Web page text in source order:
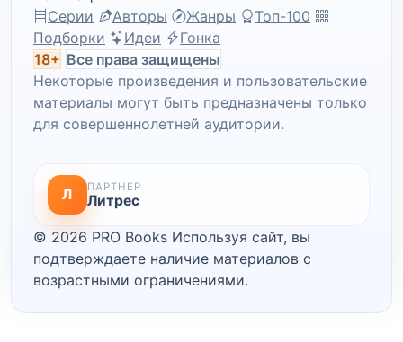
Серии
Авторы Жанры
Топ-100
Подборки
Идеи
Гонка
18+ Все права защищены
Некоторые произведения и пользовательские
материалы могут быть предназначены только
для совершеннолетней аудитории.
Л ПАРТНЕР
Литрес
© 2026 PRO Books Используя сайт, вы
подтверждаете наличие материалов с
возрастными ограничениями.